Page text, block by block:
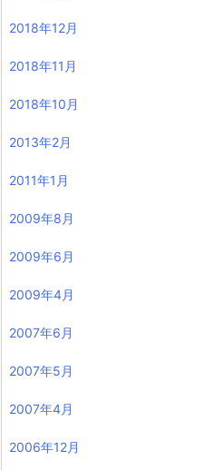
2018年12月
2018年11月
2018年10月
2013年2月
2011年1月
2009年8月
2009年6月
2009年4月
2007年6月
2007年5月
2007年4月
2006年12月